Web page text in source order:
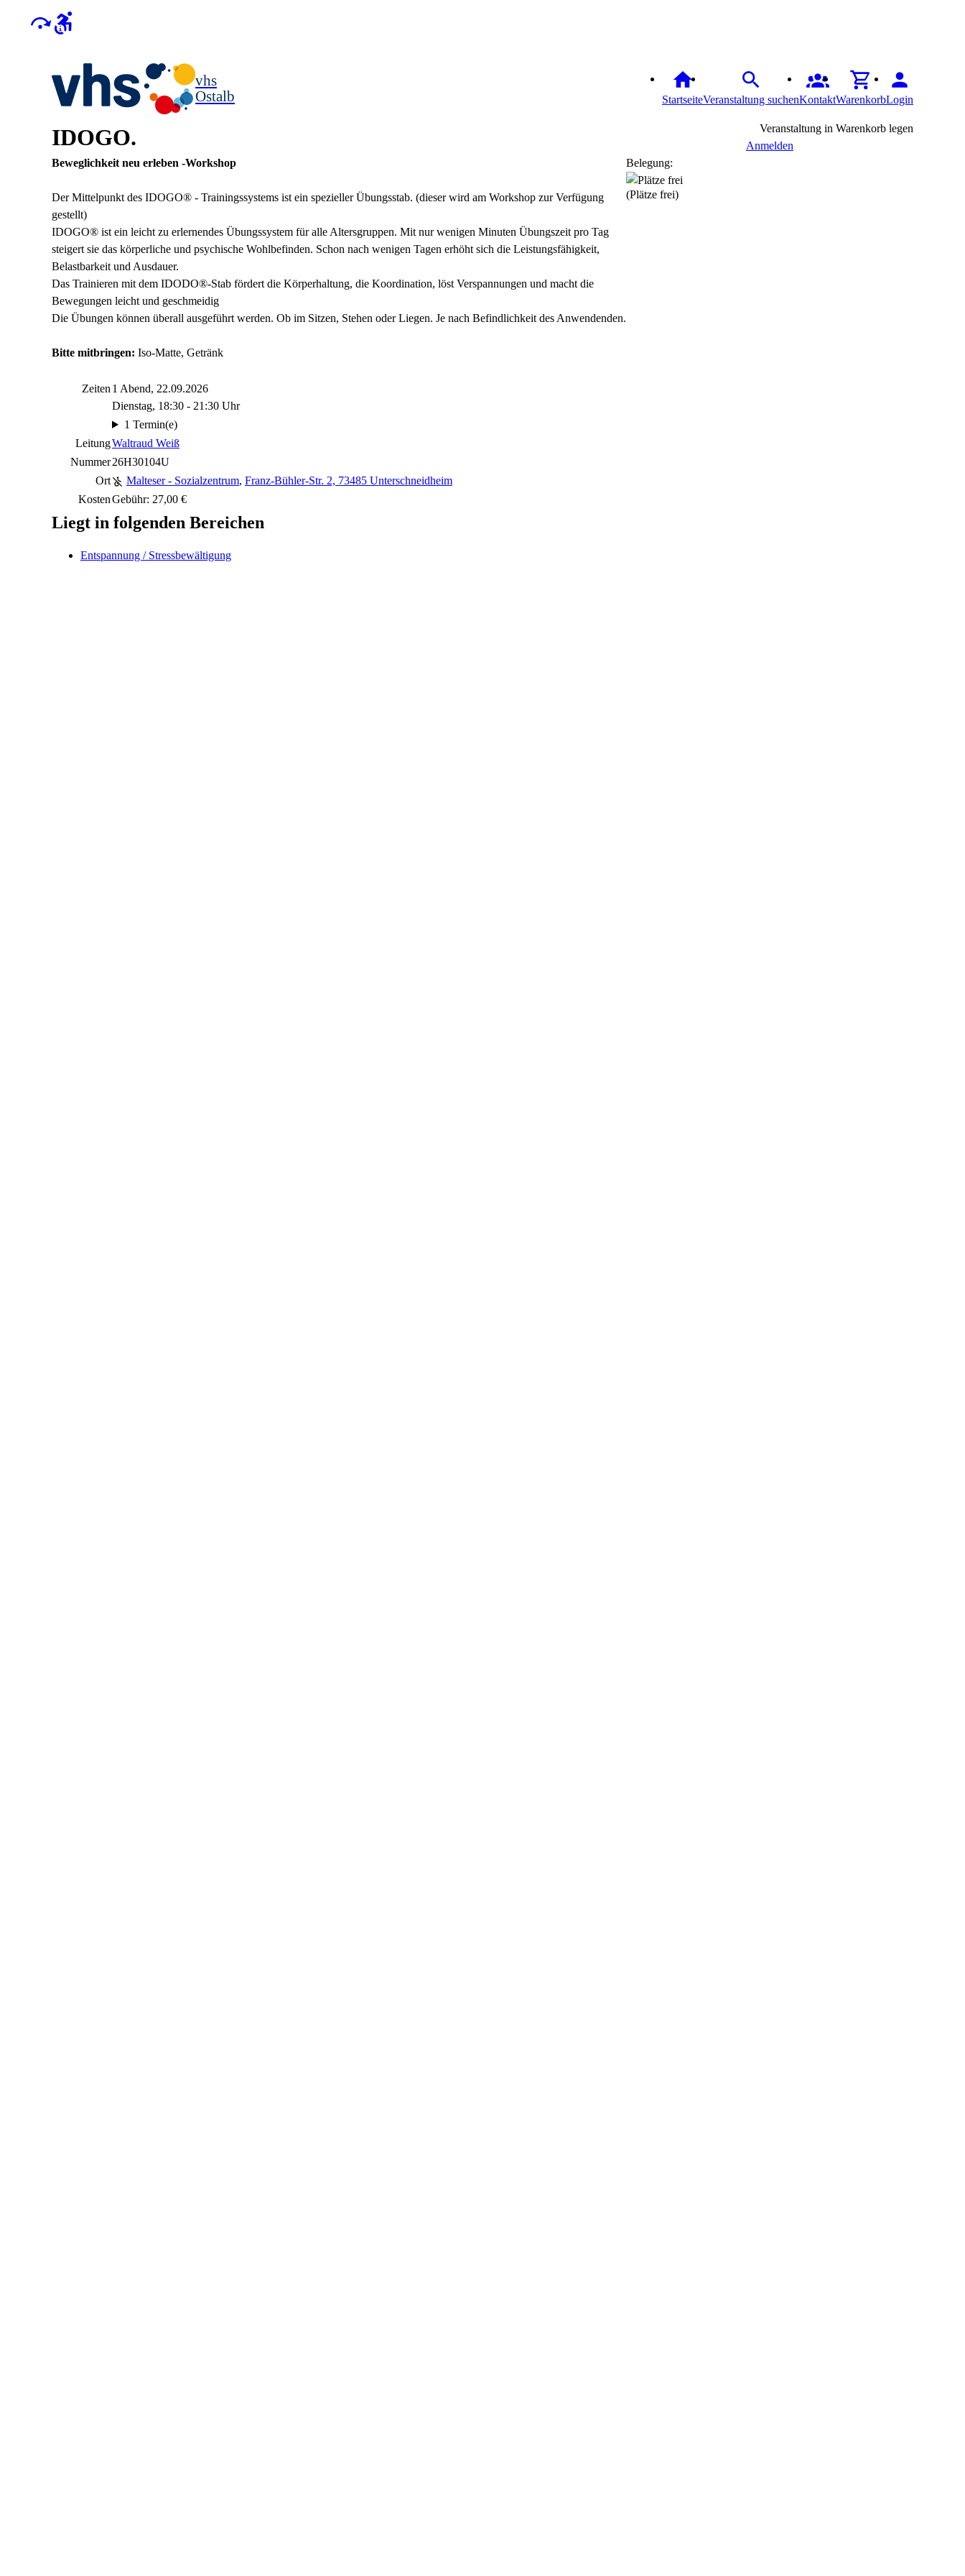
vhs
Ostalb
StartseiteVeranstaltung suchenKontaktWarenkorbLogin
IDOGO.
Beweglichkeit neu erleben -Workshop
Der Mittelpunkt des IDOGO® - Trainingssystems ist ein spezieller Übungsstab. (dieser wird am Workshop zur Verfügung
gestellt)
IDOGO® ist ein leicht zu erlernendes Übungssystem für alle Altersgruppen. Mit nur wenigen Minuten Übungszeit pro Tag
steigert sie das körperliche und psychische Wohlbefinden. Schon nach wenigen Tagen erhöht sich die Leistungsfähigkeit,
Belastbarkeit und Ausdauer.
Das Trainieren mit dem IDODO®-Stab fördert die Körperhaltung, die Koordination, löst Verspannungen und macht die
Bewegungen leicht und geschmeidig
Die Übungen können überall ausgeführt werden. Ob im Sitzen, Stehen oder Liegen. Je nach Befindlichkeit des Anwendenden.
Bitte mitbringen: Iso-Matte, Getränk
Zeiten 1 Abend, 22.09.2026
Dienstag, 18:30 - 21:30 Uhr
1 Termin(e)
LeitungWaltraud Weiß
Nummer26H30104U
Ort
Malteser - Sozialzentrum, Franz-Bühler-Str. 2, 73485 Unterschneidheim
KostenGebühr: 27,00 €
Veranstaltung in Warenkorb legen
Anmelden
Belegung:
(Plätze frei)
Liegt in folgenden Bereichen
Entspannung / Stressbewältigung